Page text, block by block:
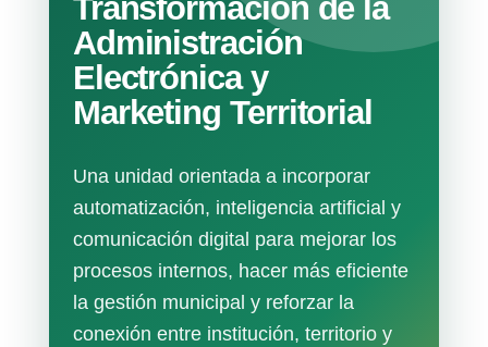
Transformación de la
Administración
Electrónica y
Marketing Territorial
Una unidad orientada a incorporar
automatización, inteligencia artificial y
comunicación digital para mejorar los
procesos internos, hacer más eficiente
la gestión municipal y reforzar la
conexión entre institución, territorio y